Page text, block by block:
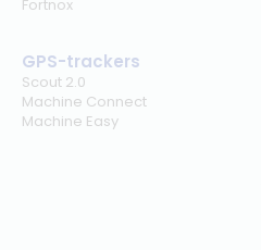
Fortnox
GPS-trackers
Scout 2.0
Machine Connect
Machine Easy